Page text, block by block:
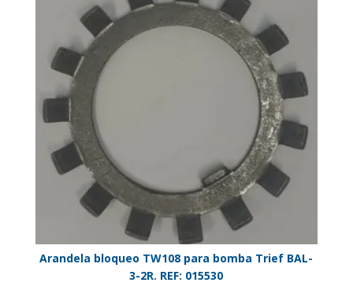
Arandela bloqueo TW108 para bomba Trief BAL-
3-2R. REF: 015530